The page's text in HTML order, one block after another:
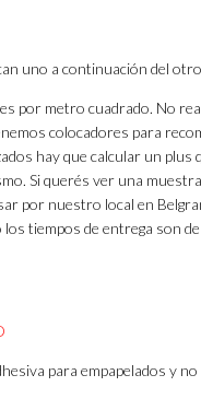
uno a continuación del
por metro cuadrado. No
colocadores para
hay que calcular un plus
Si querés ver una
por nuestro local en
los tiempos de entrega son
para empapelados y